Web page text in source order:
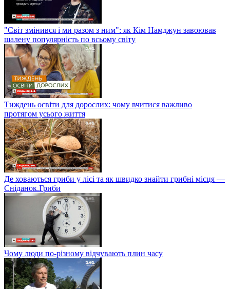
"Світ змінився і ми разом з ним": як Кім Намджун завоював
шалену популярність по всьому світу
Тиждень освіти для дорослих: чому вчитися важливо
протягом усього життя
Де ховаються гриби у лісі та як швидко знайти грибні місця —
Сніданок.Гриби
Чому люди по-різному відчувають плин часу